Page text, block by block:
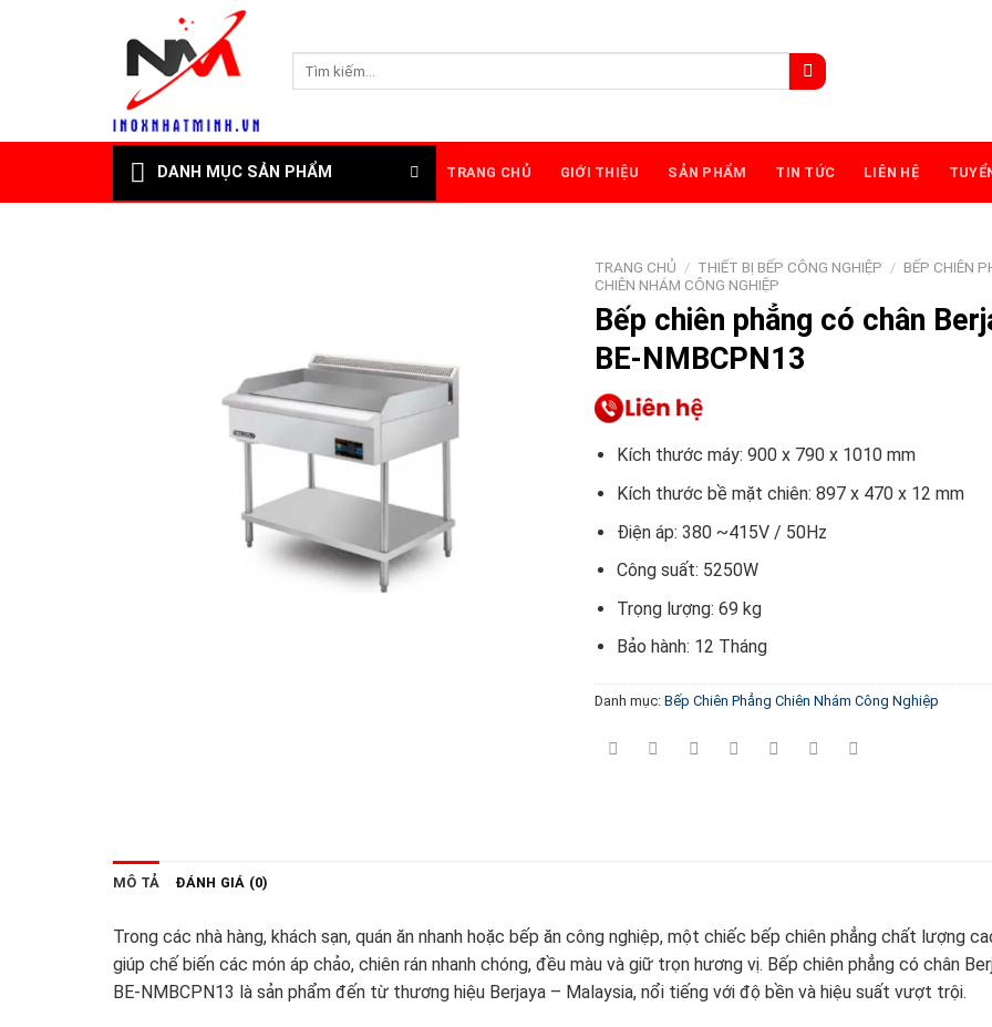
Tìm
DANH MỤC SẢN PHẨM TRANG CHỦ GIỚI THIỆU SẢN PHẨM TIN TỨC LIÊN HỆ
TRANG CHỦ / THIẾT BỊ BẾP CÔNG NGHIỆP / BẾP CHIÊN
CHIÊN NHÁM CÔNG NGHIỆP
Bếp chiên phẳng có chân
BE-NMBCPN13
Kích thước máy: 900 x 790 x 1010 mm
Kích thước bề mặt chiên: 897 x 470 x 12 mm
Điện áp: 380 ~415V / 50Hz
Công suất: 5250W
Trọng lượng: 69 kg
Bảo hành: 12 Tháng
Danh mục: Bếp Chiên Phẳng Chiên Nhám Công Nghiệp
MÔ TẢ ĐÁNH GIÁ (0)
Trong các nhà hàng, khách sạn, quán ăn nhanh hoặc bếp ăn công nghiệp, một chiếc bếp chiên phẳng chất lượng
giúp chế biến các món áp chảo, chiên rán nhanh chóng, đều màu và giữ trọn hương vị. Bếp chiên phẳng có chân
BE-NMBCPN13 là sản phẩm đến từ thương hiệu Berjaya – Malaysia, nổi tiếng với độ bền và hiệu suất vượt trội.